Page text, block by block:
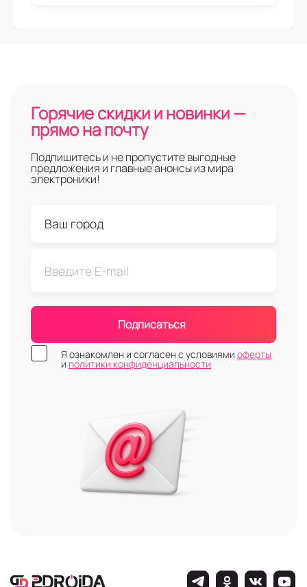
Горячие скидки и новинки —
прямо на почту
Подпишитесь и не пропустите выгодные
предложения и главные анонсы из мира
электроники!
Подписаться
Я ознакомлен и согласен с условиями оферты
и политики конфиденциальности